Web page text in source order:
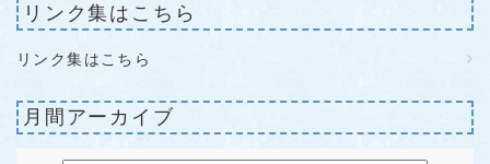
リンク集はこちら
リンク集はこちら
月間アーカイブ